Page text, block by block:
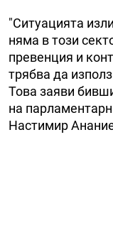
"Ситуацията
няма в този
превенция и
трябва да
Това заяви
на
Настимир